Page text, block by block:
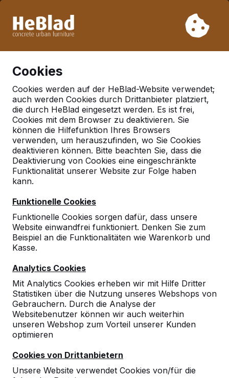
Woche 33 nicht. Bitte berücksichtigen Sie daher längere
Cookies
Cookies werden auf der HeBlad-Website verwendet;
auch werden Cookies durch Drittanbieter platziert,
die durch HeBlad eingesetzt werden. Es ist frei,
Cookies mit dem Browser zu deaktivieren. Sie
können die Hilfefunktion Ihres Browsers
verwenden, um herauszufinden, wo Sie Cookies
deaktivieren können. Bitte beachten Sie, dass die
Deaktivierung von Cookies eine eingeschränkte
Funktionalität unserer Website zur Folge haben
kann.
Funktionelle Cookies
Funktionelle Cookies sorgen dafür, dass unsere
Website einwandfrei funktioniert. Denken Sie zum
Beispiel an die Funktionalitäten wie Warenkorb und
Kasse.
Analytics Cookies
Mit Analytics Cookies erheben wir mit Hilfe Dritter
Statistiken über die Nutzung unseres Webshops von
Gebrauchern. Durch die Analyse der
Websitebenutzer können wir auch weiterhin
unseren Webshop zum Vorteil unserer Kunden
optimieren
Cookies von Drittanbietern
Unsere Website verwendet Cookies von/für die
Deutschland
Referenties in:Bremen
Geen reviews gevonden voor deze
locatie.